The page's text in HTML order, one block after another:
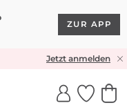
ZUR APP
Jetzt anmelden